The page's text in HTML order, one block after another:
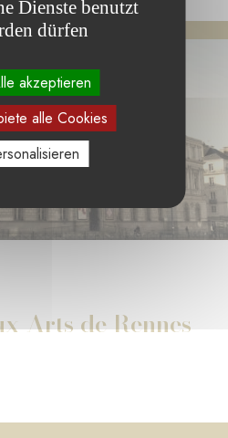
Arts de Rennes
Dienste benutzt
dürfen
akzeptieren
alle Cookies